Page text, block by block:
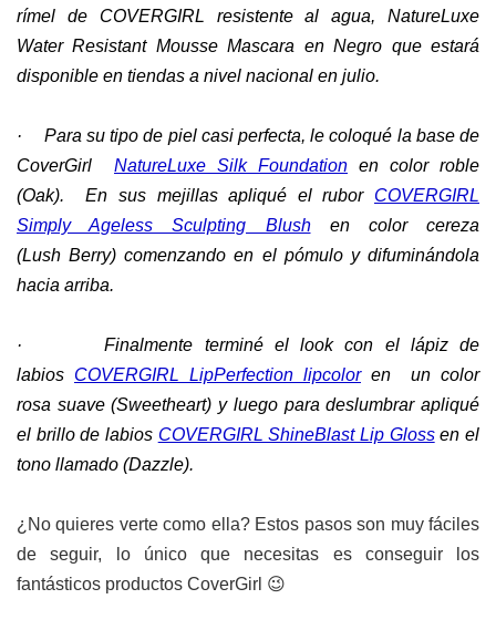
rímel de COVERGIRL resistente al agua, NatureLuxe
Water Resistant Mousse Mascara en Negro que estará
disponible en tiendas a nivel nacional en julio.
·
Para su tipo de piel casi perfecta, le coloqué la base de
CoverGirl NatureLuxe Silk Foundation en color roble
(Oak). En sus mejillas apliqué el rubor COVERGIRL
Simply Ageless Sculpting Blushen color cereza
(Lush Berry) comenzando en el pómulo y difuminándola
hacia arriba.
·
Finalmente terminé el look con el lápiz de
labios COVERGIRL LipPerfection lipcoloren un color
rosa suave (Sweetheart) y luego para deslumbrar apliqué
el brillo de labios COVERGIRL ShineBlast Lip Glossen el
tono llamado (Dazzle).
¿No quieres verte como ella? Estos pasos son muy fáciles
de seguir, lo único que necesitas es conseguir los
fantásticos productos CoverGirl 😉